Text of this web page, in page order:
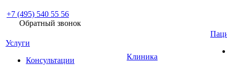
+7 (495) 540 55 56
Обратный звонок
Услуги
Консультации
Клиника